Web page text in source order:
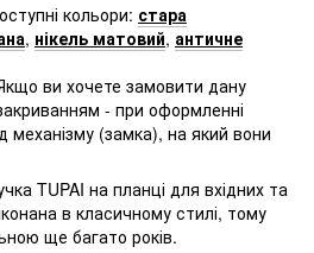
кольори: стара
, нікель матовий, античне
ви хочете замовити дану
- при оформленні
механізму (замка), на який вони
TUPAI на планці для вхідних та
в класичному стилі, тому
ще багато років.